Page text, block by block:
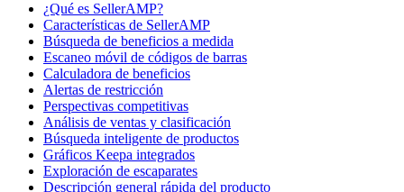
¿Qué es SellerAMP?
Características de SellerAMP
Búsqueda de beneficios a medida
Escaneo móvil de códigos de barras
Calculadora de beneficios
Alertas de restricción
Perspectivas competitivas
Análisis de ventas y clasificación
Búsqueda inteligente de productos
Gráficos Keepa integrados
Exploración de escaparates
Descripción general rápida del producto